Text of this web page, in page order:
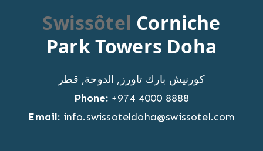
Swissôtel Corniche
Park Towers Doha
كورنيش بارك تاورز , الدوحة, قطر
Phone: +974 4000 8888
Email: info.swissoteldoha@swissotel.com